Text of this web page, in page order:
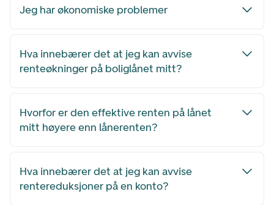
Jeg har økonomiske problemer
Hva innebærer det at jeg kan avvise
renteøkninger på boliglånet mitt?
Hvorfor er den effektive renten på lånet
mitt høyere enn lånerenten?
Hva innebærer det at jeg kan avvise
rentereduksjoner på en konto?